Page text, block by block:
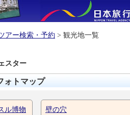
アー検索・予約 > 観光地一覧
スター
ォトマップ
ル博物
壁の穴